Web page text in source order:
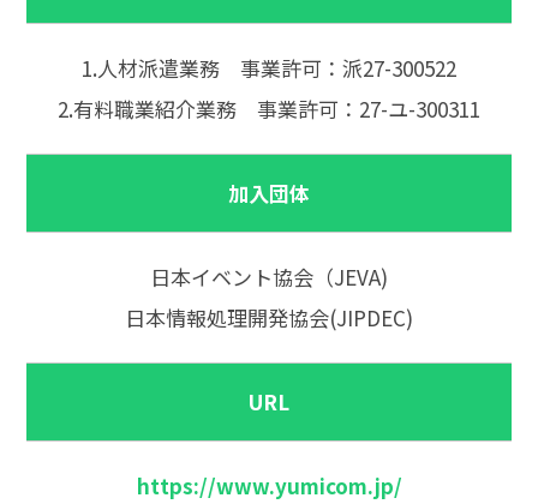
1.人材派遣業務 事業許可：派27-300522
2.有料職業紹介業務 事業許可：27-ユ-300311
加入団体
日本イベント協会（JEVA)
日本情報処理開発協会(JIPDEC)
URL
https://www.yumicom.jp/